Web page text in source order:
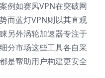
例如赛风VPN在突破网
而蓝灯VPN则以其直观
另外涡轮加速器专注于
分市场这些工具各自采
是帮助用户构建更安全